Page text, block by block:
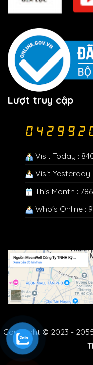
Lượt truy cập
Visit Today :
Visit Yesterday
This Month :
Who's Online : 9
Copyright © 2023 -